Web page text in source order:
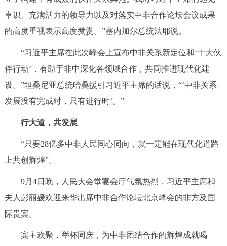
卓识、充满活力的领导力以及对落实中非合作论坛会议成果
的高度重视表示高度赞赏。”塞内加尔总统法耶说。
“习近平主席在此次峰会上宣布中非关系新定位和‘十大伙
伴行动’，有助于非中深化各领域合作，共同推进现代化建
设。”坦桑尼亚总统哈桑援引习近平主席的话说，“‘中非关系
发展没有完成时，只有进行时’。”
行大道，共发展
“只要28亿多中非人民同心同向，就一定能在现代化道路
上共创辉煌”。
9月4日晚，人民大会堂宴会厅气氛热烈，习近平主席和
夫人彭丽媛欢迎来华出席中非合作论坛北京峰会的非方及国
际贵宾。
宾主欢聚，举杯同庆，为中非团结合作的辉煌成就喝